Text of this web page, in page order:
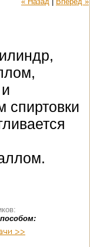
спиртовки